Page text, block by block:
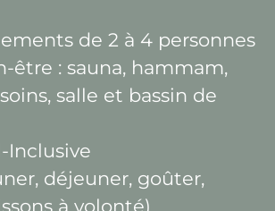
de 2 à 4 personnes
être : sauna, hammam,
salle et bassin de
Inclusive
déjeuner, goûter,
à volonté)